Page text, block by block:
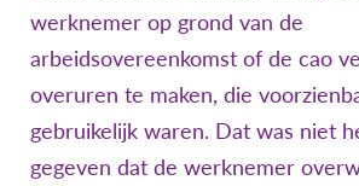
werknemer op grond van de
arbeidsovereenkomst of de cao
overuren te maken, die
gebruikelijk waren. Dat was niet
gegeven dat de werknemer